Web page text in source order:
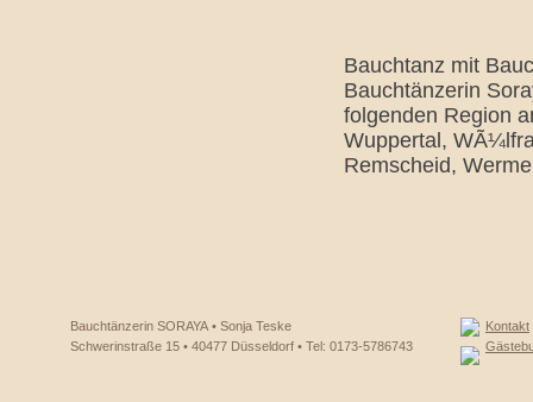
Bauchtanz mit
Bauchtänzerin
folgenden Region
Wuppertal,
Remscheid,
Bauchtänzerin SORAYA • Sonja Teske
Schwerinstraße 15 • 40477 Düsseldorf • Tel: 0173-5786743
Kontakt